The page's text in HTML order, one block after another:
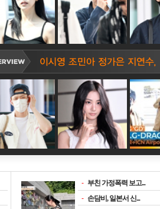
- 부친 가정폭력 보고...
- 손담비, 일본서 신...